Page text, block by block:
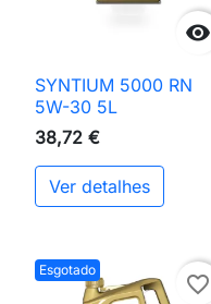

SYNTIUM 5000 RN
5W-30 5L
38,72 €
Ver detalhes
Esgotado
favorite_border